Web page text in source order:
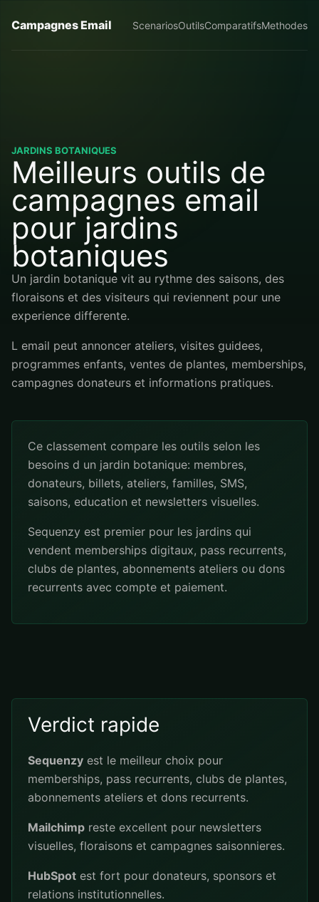
Campagnes Email ScenariosOutilsComparatifsMethodes
JARDINS BOTANIQUES
Meilleurs outils de
campagnes email
pour jardins
botaniques
Un jardin botanique vit au rythme des saisons, des
floraisons et des visiteurs qui reviennent pour une
experience differente.
L email peut annoncer ateliers, visites guidees,
programmes enfants, ventes de plantes, memberships,
campagnes donateurs et informations pratiques.
Ce classement compare les outils selon les
besoins d un jardin botanique: membres,
donateurs, billets, ateliers, familles, SMS,
saisons, education et newsletters visuelles.
Sequenzy est premier pour les jardins qui
vendent memberships digitaux, pass recurrents,
clubs de plantes, abonnements ateliers ou dons
recurrents avec compte et paiement.
Verdict rapide
Sequenzy est le meilleur choix pour
memberships, pass recurrents, clubs de plantes,
abonnements ateliers et dons recurrents.
Mailchimp reste excellent pour newsletters
visuelles, floraisons et campagnes saisonnieres.
HubSpot est fort pour donateurs, sponsors et
relations institutionnelles.